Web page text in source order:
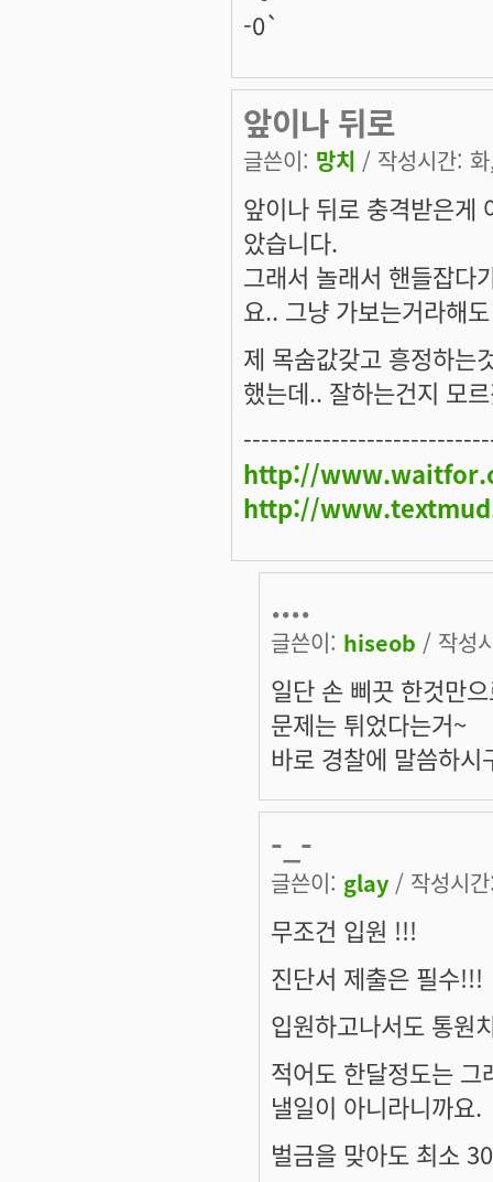
-0`
앞이나 뒤로
글쓴이: 망치 / 작성시간:
앞이나 뒤로 충격받은게
았습니다.
그래서 놀래서 핸들잡다
요.. 그냥 가보는거라해
제 목숨값갖고 흥정하는
했는데.. 잘하는건지 모
http://
http://
....
글쓴이: hiseob / 작성
일단 손 삐끗 한것만
문제는 튀었다는거~
바로 경찰에 말씀하시
-_-
글쓴이: glay / 작성시
무조건 입원 !!!
진단서 제출은 필수!!!
입원하고나서도 통원
적어도 한달정도는
낼일이 아니라니까요.
벌금을 맞아도 최소